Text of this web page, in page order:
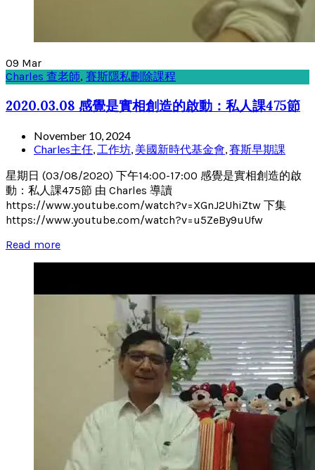
09 Mar
Charles 查老師, 賽斯隱私刪除課程
2020.03.08 感覺是實相創造的啟動：私人課475節
November 10, 2024
Charles主任, 工作坊, 美國新時代基金會,賽斯早期課
星期日 (03/08/2020) 下午14:00-17:00 感覺是實相創造的啟
動：私人課475節 由 Charles 導讀
https://www.youtube.com/watch?v=XGnJ2UhiZtw 下集
https://www.youtube.com/watch?v=u5ZeBy9uUfw
Read more